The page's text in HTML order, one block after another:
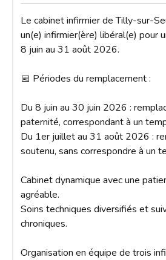
Le cabinet infirmier de Tilly-sur-
un(e) infirmier(ère) libéral(e) pour
8 juin au 31 août 2026.
📅 Périodes du remplacement :
Du 8 juin au 30 juin 2026 :
paternité, correspondant à un
Du 1er juillet au 31 août 2026 :
soutenu, sans correspondre à un
Cabinet dynamique avec une
agréable.
Soins techniques diversifiés et
chroniques.
Organisation en équipe de trois